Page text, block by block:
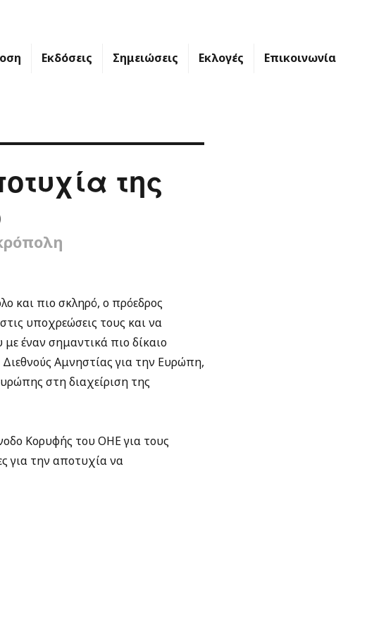
Εκδόσεις Σημειώσεις Εκλογές Επικοινωνία
της
και πιο σκληρό, ο πρόεδρος
υποχρεώσεις τους και να
έναν σημαντικά πιο δίκαιο
Αμνηστίας για την Ευρώπη,
στη διαχείριση της
Κορυφής του ΟΗΕ για τους
για την αποτυχία να